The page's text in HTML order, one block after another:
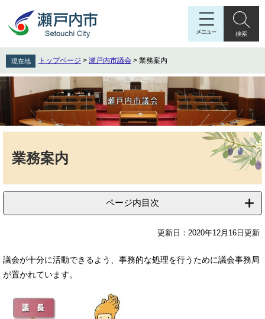
先
頭
で
を
飛
ば
文
現在地 トップページ > 瀬戸内市議会 > 業務案内
業務案内
ページ内目次
更新日：2020年12月16日更新
議会が十分に活動できるよう、事務的な処理を行うために議会事務局
が置かれています。